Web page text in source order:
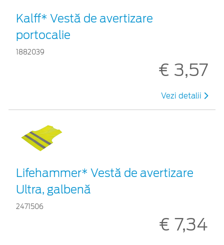
Kalff* Vestă de avertizare
portocalie
1882039
€ 3,57
Vezi detalii
Lifehammer* Vestă de avertizare
Ultra, galbenă
2471506
€ 7,34